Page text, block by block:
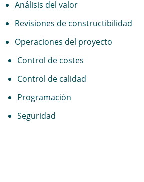
Análisis del valor
Revisiones de constructibilidad
Operaciones del proyecto
Control de costes
Control de calidad
Programación
Seguridad